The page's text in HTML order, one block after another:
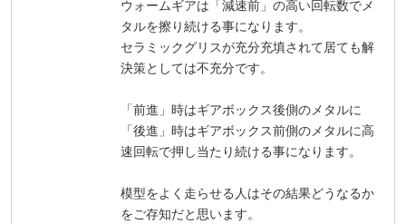
ウォームギアは「減速前」の高い回転数でメ
タルを擦り続ける事になります。
セラミックグリスが充分充填されて居ても解
決策としては不充分です。
「前進」時はギアボックス後側のメタルに
「後進」時はギアボックス前側のメタルに高
速回転で押し当たり続ける事になります。
模型をよく走らせる人はその結果どうなるか
をご存知だと思います。